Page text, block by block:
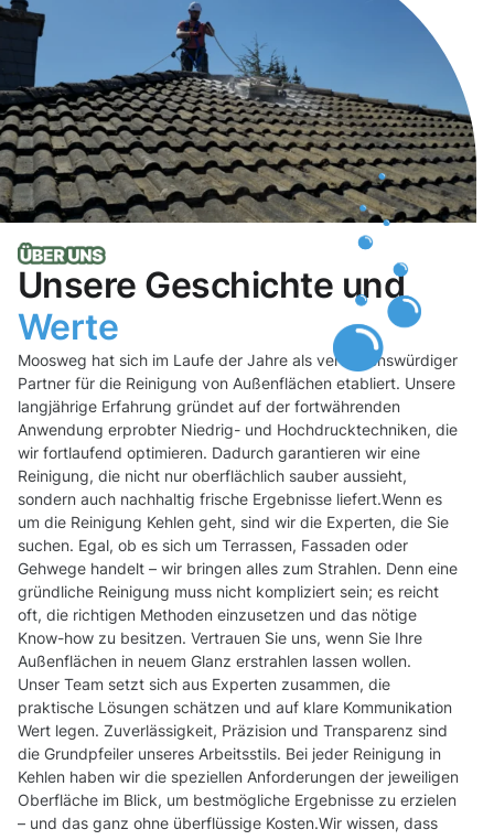
Unsere Geschichte und
Werte
Moosweg hat sich im Laufe der Jahre als vertrauenswürdiger
Partner für die Reinigung von Außenflächen etabliert. Unsere
langjährige Erfahrung gründet auf der fortwährenden
Anwendung erprobter Niedrig- und Hochdrucktechniken, die
wir fortlaufend optimieren. Dadurch garantieren wir eine
Reinigung, die nicht nur oberflächlich sauber aussieht,
sondern auch nachhaltig frische Ergebnisse liefert.Wenn es
um die Reinigung Kehlen geht, sind wir die Experten, die Sie
suchen. Egal, ob es sich um Terrassen, Fassaden oder
Gehwege handelt – wir bringen alles zum Strahlen. Denn eine
gründliche Reinigung muss nicht kompliziert sein; es reicht
oft, die richtigen Methoden einzusetzen und das nötige
Know-how zu besitzen. Vertrauen Sie uns, wenn Sie Ihre
Außenflächen in neuem Glanz erstrahlen lassen wollen.
Unser Team setzt sich aus Experten zusammen, die
praktische Lösungen schätzen und auf klare Kommunikation
Wert legen. Zuverlässigkeit, Präzision und Transparenz sind
die Grundpfeiler unseres Arbeitsstils. Bei jeder Reinigung in
Kehlen haben wir die speziellen Anforderungen der jeweiligen
Oberfläche im Blick, um bestmögliche Ergebnisse zu erzielen
– und das ganz ohne überflüssige Kosten.Wir wissen, dass